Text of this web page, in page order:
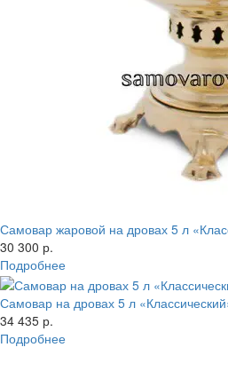
Самовар жаровой на дровах 5 л
30 300 р.
Подробнее
Самовар на дровах 5 л
34 435 р.
Подробнее